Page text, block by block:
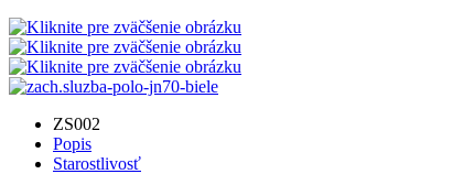
ZS002
Popis
Starostlivosť